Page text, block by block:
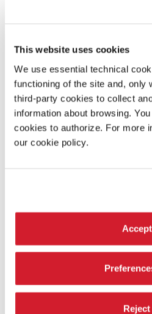
This website uses cookies
We use essential technical
functioning of the site and, only
third-party cookies to collect
information about browsing.
cookies to authorize. For more
our cookie policy.
Accept
Reject
20:30
GIUSEPPE STELLATO -
L’artista casertano presenta una